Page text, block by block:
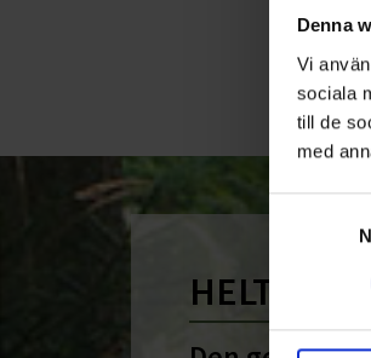
Denna
Vi
sociala
till de
med
HELT